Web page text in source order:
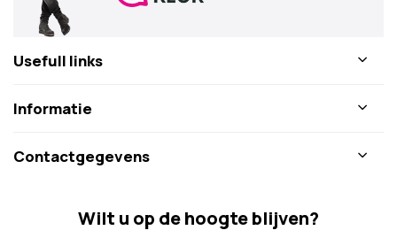
Usefull links
Informatie
Contactgegevens
Wilt u op de hoogte blijven?